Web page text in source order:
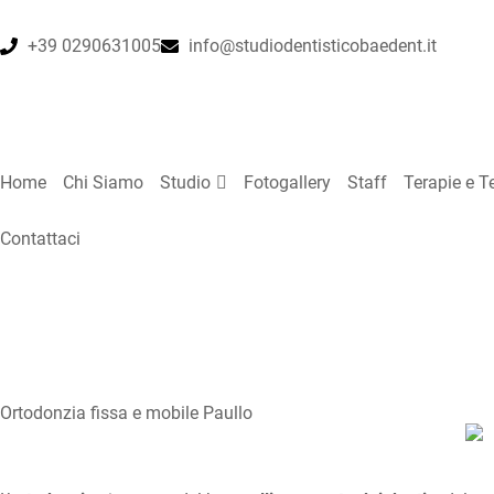
+39 0290631005 info@studiodentisticobaedent.it
Home Chi Siamo Studio Fotogallery Staff Terapie e
Contattaci
Ortodonzia fissa e mobile Paullo